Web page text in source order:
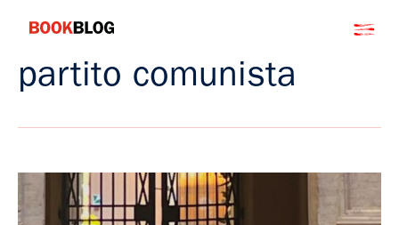
Bookblog
partito comunista